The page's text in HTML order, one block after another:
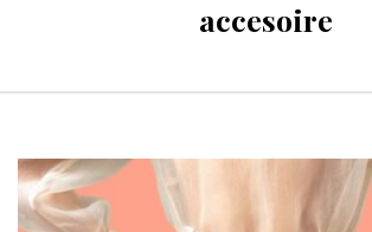
accesoire